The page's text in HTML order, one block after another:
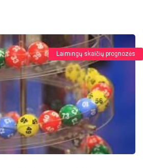
Laimingų skaičių prognozės